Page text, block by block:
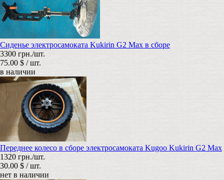
Сиденье электросамоката Kukirin G2 Max в сборе
3300 грн./шт.
75.00 $ / шт.
в наличии
Переднее колесо в сборе электросамоката Kugoo Kukirin G2 Max
1320 грн./шт.
30.00 $ / шт.
нет в наличии